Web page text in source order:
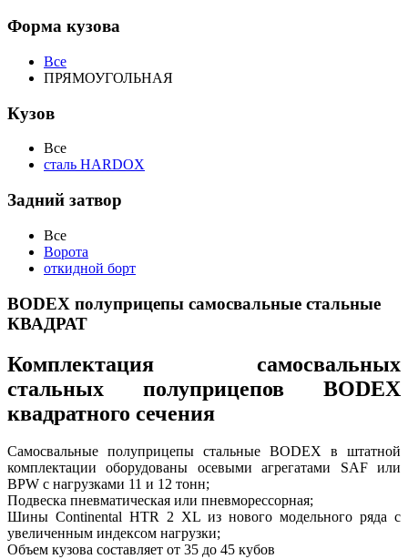
Форма кузова
Все
ПРЯМОУГОЛЬНАЯ
Кузов
Все
сталь HARDOX
Задний затвор
Все
Ворота
откидной борт
BODEX полуприцепы самосвальные стальные
КВАДРАТ
Комплектация самосвальных
стальных полуприцепов BODEX
квадратного сечения
Самосвальные полуприцепы стальные BODEX в штатной
комплектации оборудованы осевыми агрегатами SAF или
BPW с нагрузками 11 и 12 тонн;
Подвеска пневматическая или пневморессорная;
Шины Continental HTR 2 XL из нового модельного ряда с
увеличенным индексом нагрузки;
Объем кузова составляет от 35 до 45 кубов